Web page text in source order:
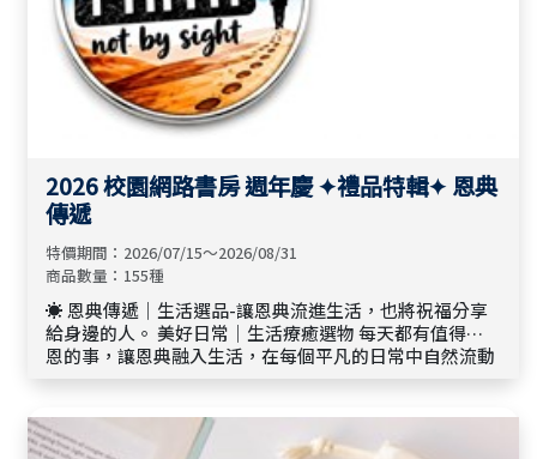
2026 校園網路書房 週年慶 ✦禮品特輯✦ 恩典
傳遞
特價期間：2026/07/15～2026/08/31
商品數量：155種
☀️ 恩典傳遞｜生活選品-讓恩典流進生活，也將祝福分享
給身邊的人。 美好日常｜生活療癒選物 每天都有值得感
恩的事，讓恩典融入生活，在每個平凡的日常中自然流動